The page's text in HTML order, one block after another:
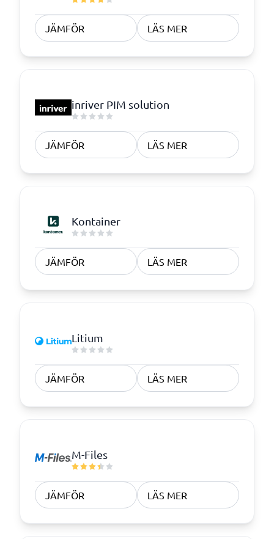
JÄMFÖR LÄS MER
inriver PIM solution
JÄMFÖR LÄS MER
Kontainer
JÄMFÖR LÄS MER
Litium
JÄMFÖR LÄS MER
M-Files
JÄMFÖR LÄS MER